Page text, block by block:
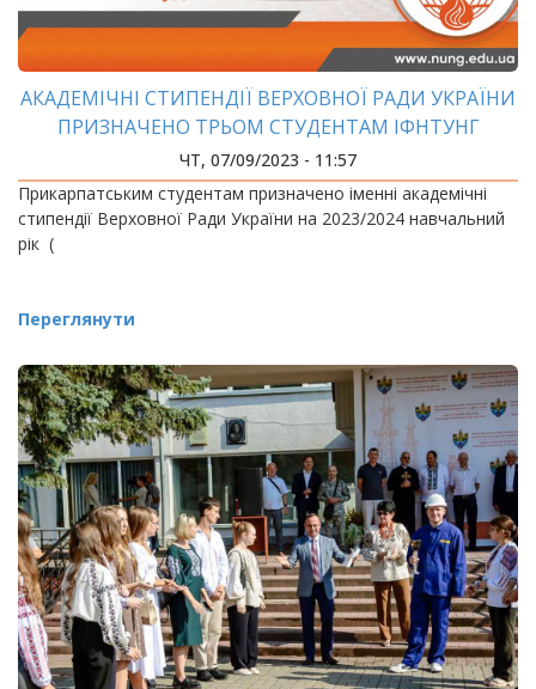
АКАДЕМІЧНІ СТИПЕНДІЇ ВЕРХОВНОЇ РАДИ УКРАЇНИ
ПРИЗНАЧЕНО ТРЬОМ СТУДЕНТАМ ІФНТУНГ
ЧТ, 07/09/2023 - 11:57
Прикарпатським студентам призначено іменні академічні
стипендії Верховної Ради України на 2023/2024 навчальний
рік (
Переглянути